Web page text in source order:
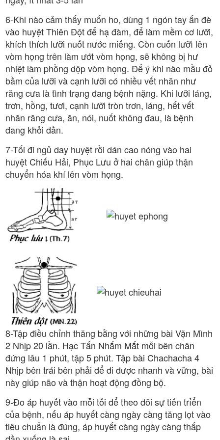
6-Khi nào cảm thấy muốn ho, dùng 1 ngón tay ấn đè
vào huyệt Thiên Đột để hạ đàm, để làm mềm cơ lưỡi,
khích thích lưỡi nuốt nước miếng. Còn cuốn lưỡì lên
vòm họng trên làm ướt vòm họng, sẽ không bị hư
nhiệt làm phồng dộp vòm họng. Để ý khi nào mầu đỏ
bầm của lưỡi và cạnh lưỡi có nhiều vết nhăn như
răng cưa là tình trạng đang bệnh nặng. Khi lưỡi láng,
trơn, hồng, tươi, cạnh lưỡi tròn trơn, láng, hết vết
nhăn răng cưa, ăn, nói, nuốt không đau, là bệnh
đang khỏi dần.
7-Tối đi ngủ day huyệt rồi dán cao nóng vào hai
huyệt Chiếu Hải, Phục Lưu ở hai chân giúp thận
chuyển hóa khí lên vòm họng.
8-Tập điều chỉnh thăng bằng với những bài Vặn Mình
2 Nhịp 20 lần. Hạc Tấn Nhắm Mắt mỗi bên chân
đứng lâu 1 phút, tập 5 phút. Tập bài Chachacha 4
Nhịp bên trái bên phải để đi được nhanh và vững, bài
này giúp não và thận hoạt động đồng bộ.
9-Đo áp huyết vào mỗi tối để theo dõi sự tiến trỉển
của bệnh, nếu áp huyết càng ngày càng tăng lọt vào
tiêu chuẩn là đúng, áp huyết càng ngày càng thấp